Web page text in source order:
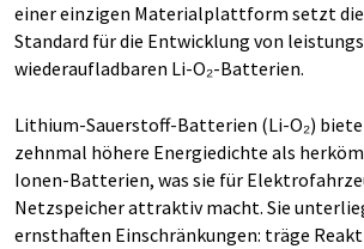
einer einzigen Materialplattform setzt die
Standard für die Entwicklung von
wiederaufladbaren Li-O₂-Batterien.
Lithium-Sauerstoff-Batterien (Li-O₂)
zehnmal höhere Energiedichte als
Ionen-Batterien, was sie für
Netzspeicher attraktiv macht. Sie
ernsthaften Einschränkungen: träge